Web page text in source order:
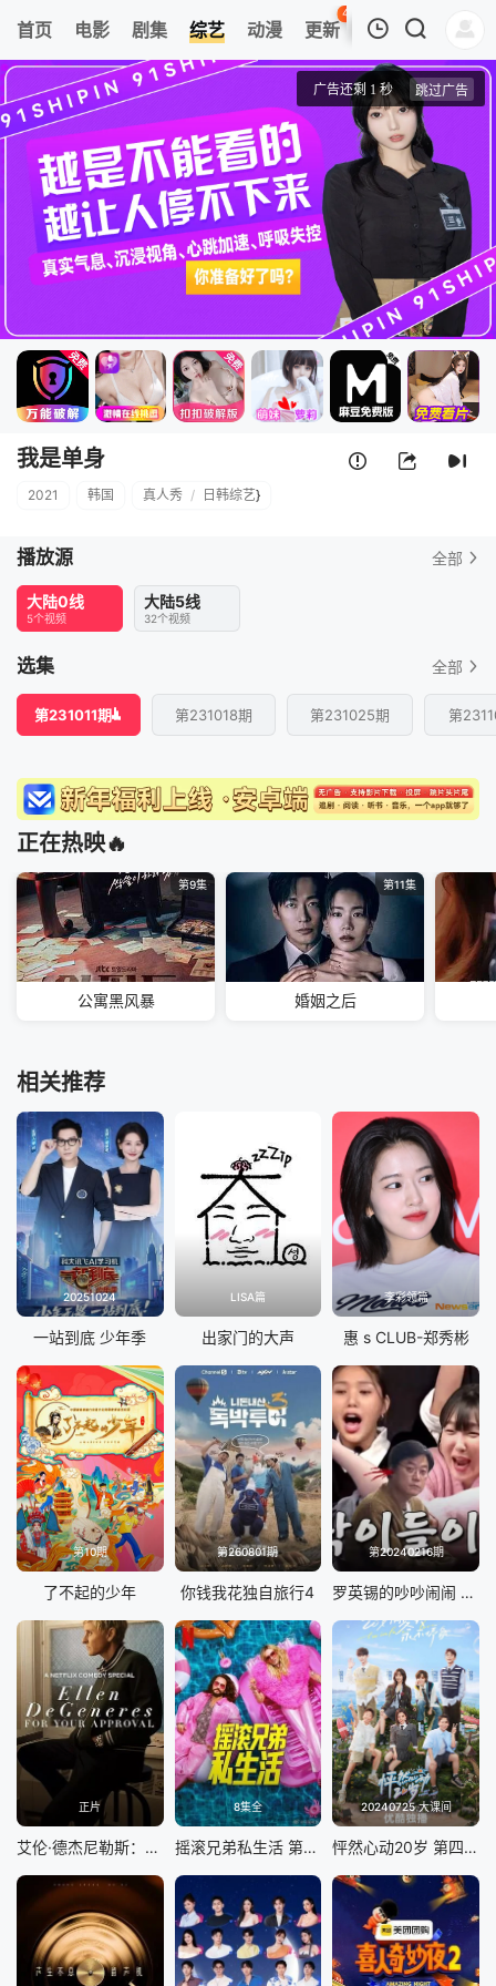
首页 电影 剧集 综艺 动漫 更新
44
热榜 APP
我的观影记录
第231011期
我是单身
清空
我是单身
2021 韩国 真人秀 / 日韩综艺}
播放源 全部
大陆0线
5个视频
大陆5线
32个视频
选集 全部
第231011期 第231018期 第231025期 第
正在热映🔥
第9集
公寓黑风暴
第11集
婚姻之后
相关推荐
20251024
一站到底 少年季
LISA篇
出家门的大声
李彩领篇
惠 s CLUB-郑秀彬
第10期
了不起的少年
第260801期
你钱我花独自旅行4
第20240216期
罗英锡的吵吵闹闹 蹦蹦地球游戏厅篇
正片
艾伦·德杰尼勒斯：请你许可
8集全
摇滚兄弟私生活 第二季
20240725 大课间
怦然心动20岁 第四季